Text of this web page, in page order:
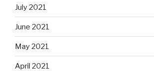
July 2021
June 2021
May 2021
April 2021